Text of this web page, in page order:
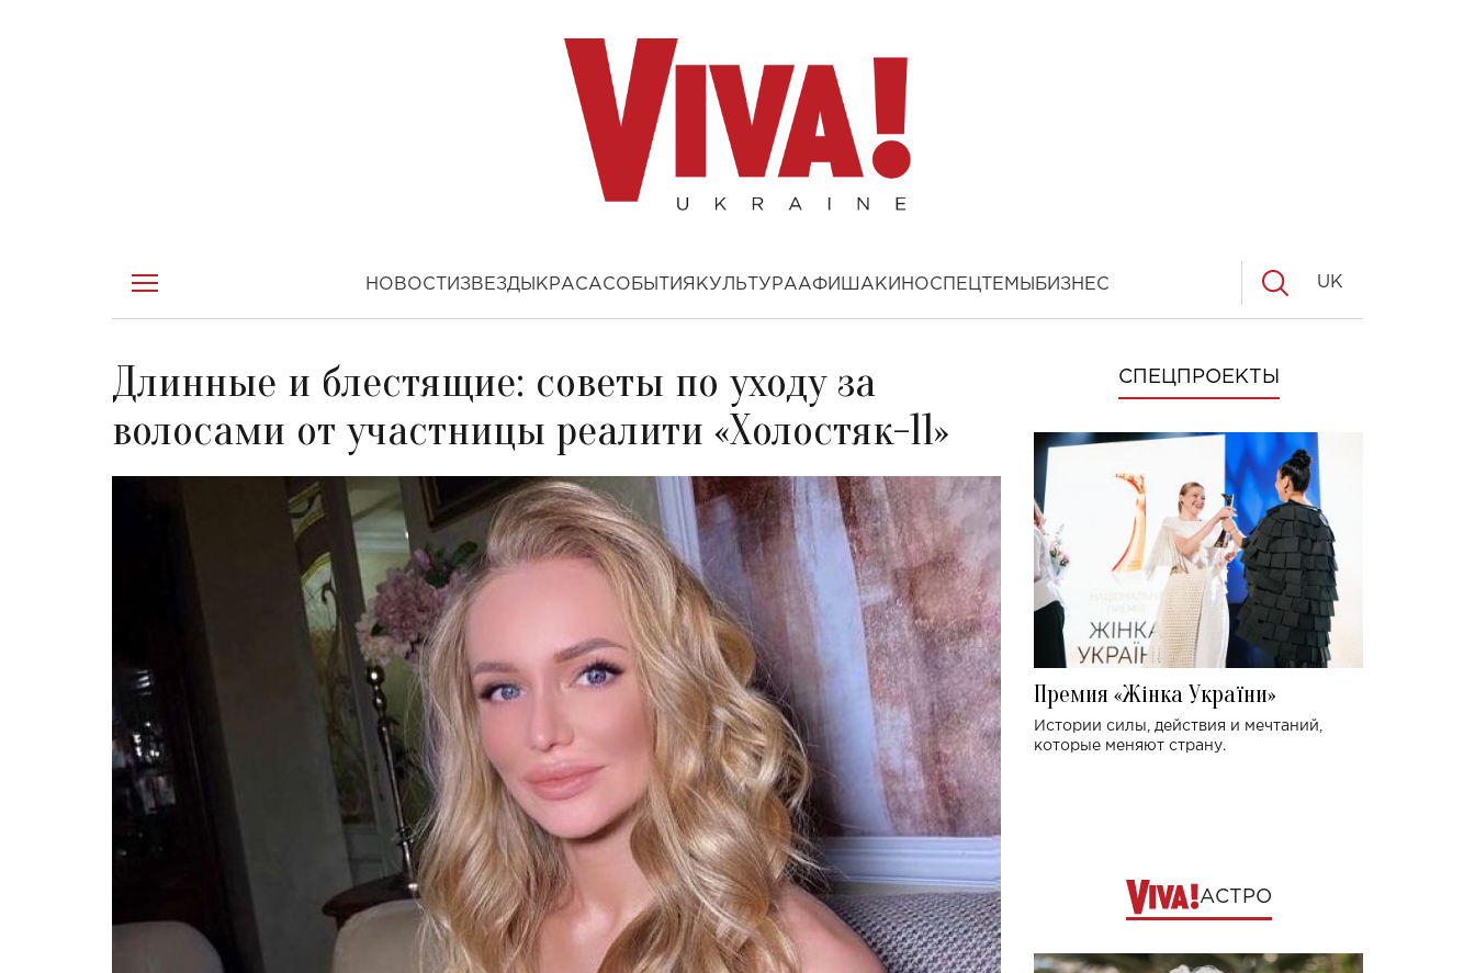
НОВОСТИ ЗВЕЗДЫ КРАСАСОБЫТИЯ КУЛЬТУРААФИША КИНОСПЕЦТЕМЫ БИЗНЕС UK
Длинные и блестящие: советы по уходу за
волосами от участницы реалити «Холостяк-11»
СПЕЦПРОЕКТЫ
Премия «Жінка України»
Истории силы, действия и мечтаний,
которые меняют страну.
АСТРО